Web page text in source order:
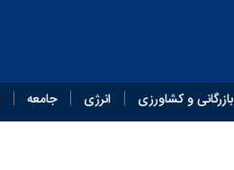
بازرگانی و کشاورزی انرژی جامعه